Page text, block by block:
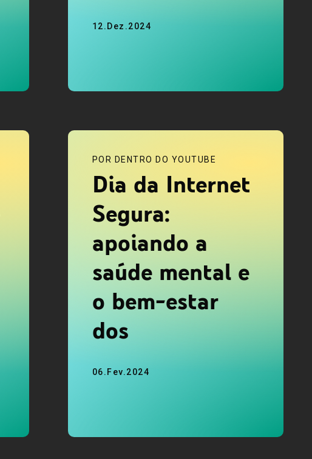
12.Dez.2024
POR DENTRO DO YOUTUBE
Dia da Internet
Segura:
apoiando a
saúde mental e
o bem-estar
dos
adolescentes no
06.Fev.2024